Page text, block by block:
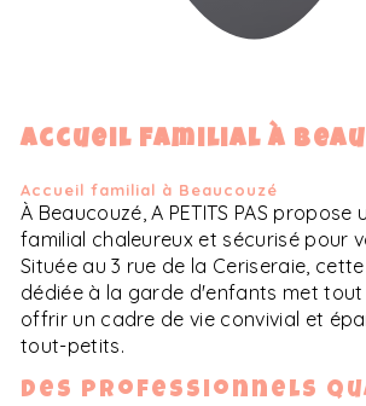
Accueil familial à
Accueil familial à Beaucouzé
À Beaucouzé, A PETITS PAS propose
familial chaleureux et sécurisé pour
Située au 3 rue de la Ceriseraie,
dédiée à la garde d'enfants met
offrir un cadre de vie convivial et
tout-petits.
Des professionnels